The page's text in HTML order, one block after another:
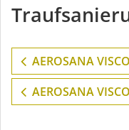
VISCONN
FIBRE
AEROSANA
AEROSANA